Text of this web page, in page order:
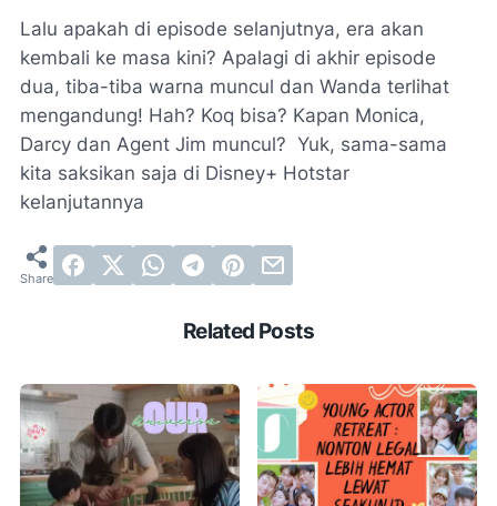
Lalu apakah di episode selanjutnya, era akan
kembali ke masa kini? Apalagi di akhir episode
dua, tiba-tiba warna muncul dan Wanda terlihat
mengandung! Hah? Koq bisa? Kapan Monica,
Darcy dan Agent Jim muncul? Yuk, sama-sama
kita saksikan saja di Disney+ Hotstar
kelanjutannya
Related Posts